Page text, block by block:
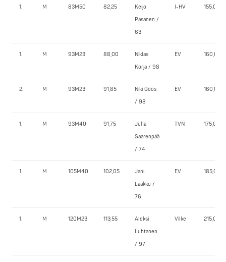
1. M 83M50 82,25
Keijo
Pasanen /
63
I-HV 155,0
1. M 93M23 88,00
Niklas
Korja / 98
EV 160,0
2. M 93M23 91,85
Niki Göös
/ 98
EV 160,0
1. M 93M40 91,75
Juha
Saarenpää
/ 74
TVN 175,0
1. M 105M40 102,05
Jani
Laakko /
76
EV 185,0
1. M 120M23 113,55
Aleksi
Luhtanen
/ 97
Vilke 215,0